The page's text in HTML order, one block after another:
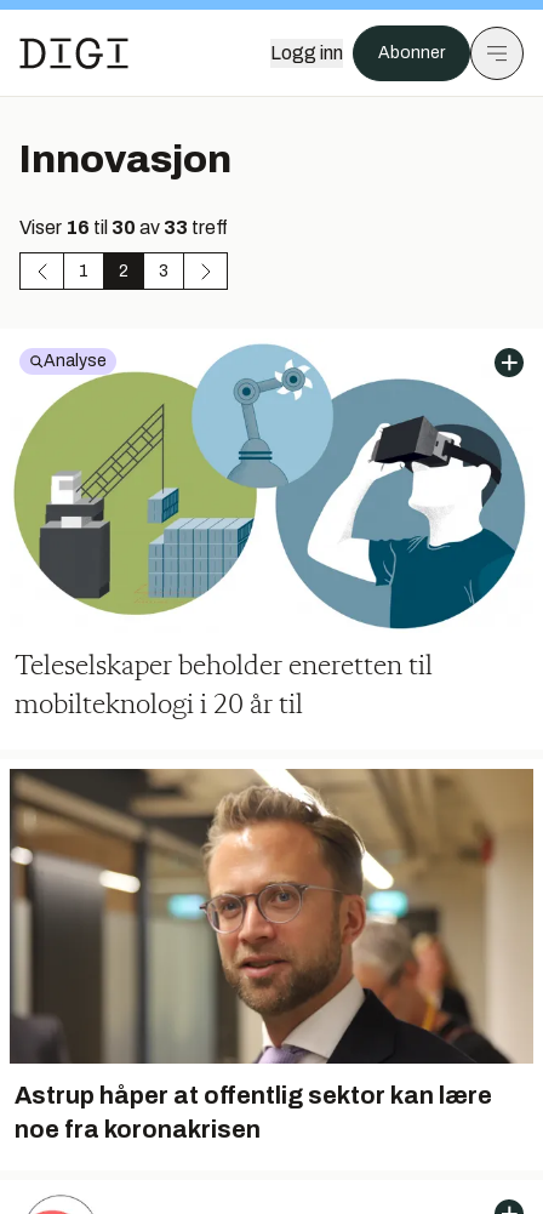
Logg inn Abonner
Innovasjon
Viser 16 til 30 av 33 treff
1 2 3
Analyse
Teleselskaper beholder eneretten til
mobilteknologi i 20 år til
Astrup håper at offentlig sektor kan lære
noe fra koronakrisen